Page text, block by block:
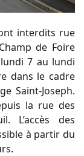
interdits rue
de Foire
lundi 7 au lundi
dans le cadre
Saint-Joseph.
la rue des
L’accès des
à partir du